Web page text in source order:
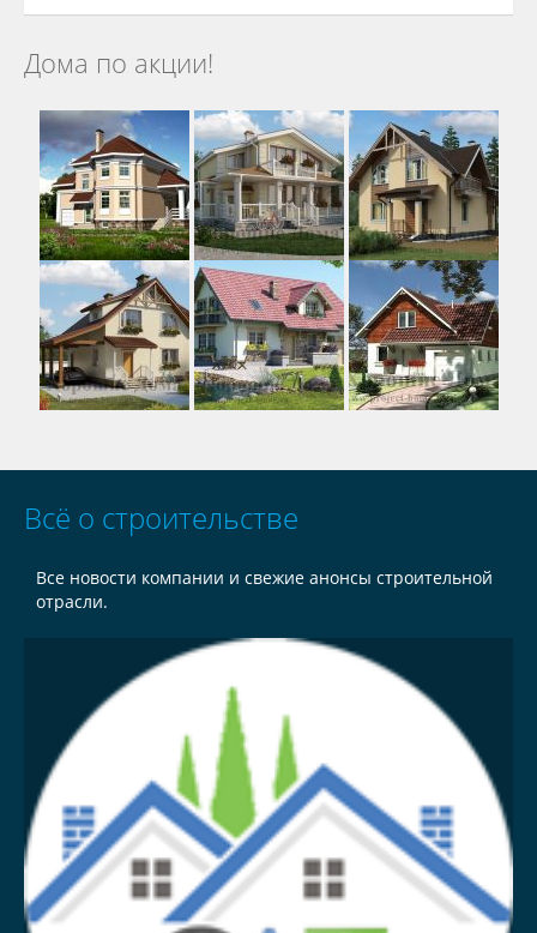
Дома по акции!
Всё о строительстве
Все новости компании и свежие анонсы строительной
отрасли.